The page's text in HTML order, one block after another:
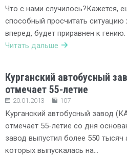
Что с нами случилось?Кажется,
способный просчитать
вперед, будет приравнен к
Читать дальше
Курганский автобусный
отмечает 55-летие
20.01.2013 107
Курганский автобусный завод
отмечает 55-летие со дня
завод выпустил более 550 тысяч
которых выпускалась на…